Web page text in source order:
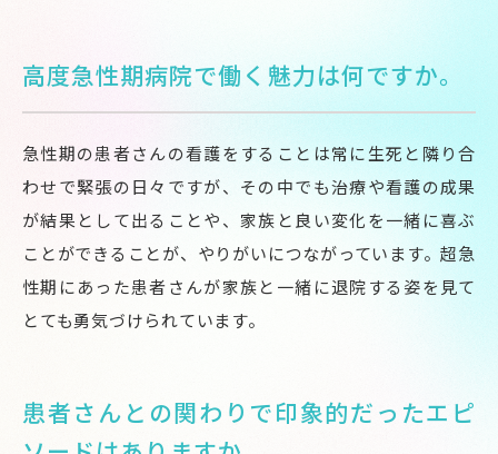
高度急性期病院で働く魅力は何ですか。
急性期の患者さんの看護をすることは常に生死と隣り合
わせで緊張の日々ですが、その中でも治療や看護の成果
が結果として出ることや、家族と良い変化を一緒に喜ぶ
ことができることが、やりがいにつながっています。超急
性期にあった患者さんが家族と一緒に退院する姿を見て
とても勇気づけられています。
患者さんとの関わりで印象的だったエピ